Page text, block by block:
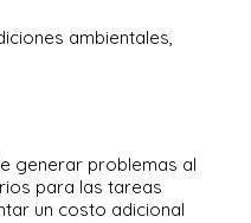
ambientales,
generar problemas al
para las tareas
un costo adicional